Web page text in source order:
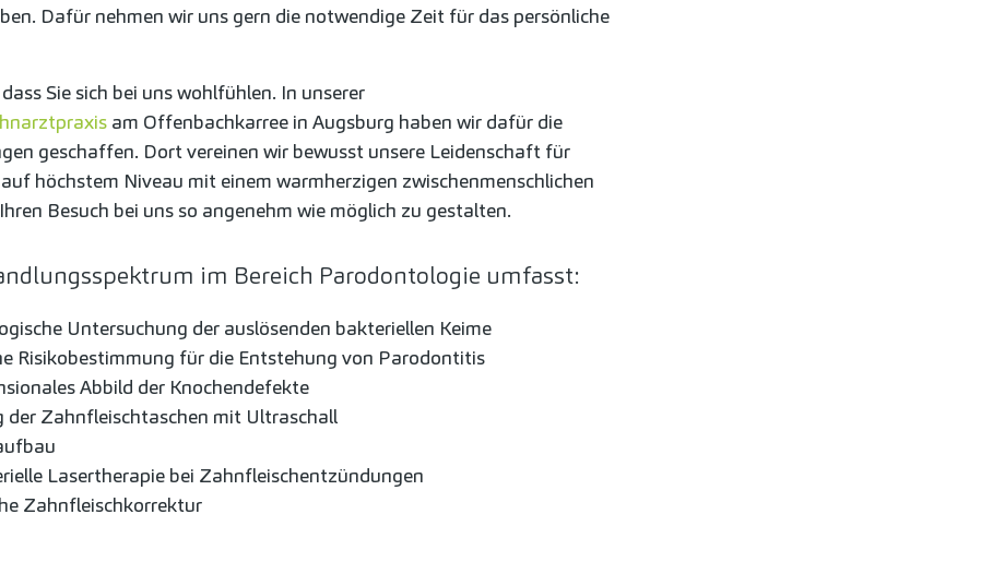
Dafür nehmen wir uns gern die notwendige Zeit für das persönliche
Sie sich bei uns wohlfühlen. In unserer
am Offenbachkarree in Augsburg haben wir dafür die
geschaffen. Dort vereinen wir bewusst unsere Leidenschaft für
höchstem Niveau mit einem warmherzigen zwischenmenschlichen
Besuch bei uns so angenehm wie möglich zu gestalten.
im Bereich Parodontologie umfasst:
Untersuchung der auslösenden bakteriellen Keime
Risikobestimmung für die Entstehung von Parodontitis
Abbild der Knochendefekte
der Zahnfleischtaschen mit Ultraschall
Lasertherapie bei Zahnfleischentzündungen
Zahnfleischkorrektur